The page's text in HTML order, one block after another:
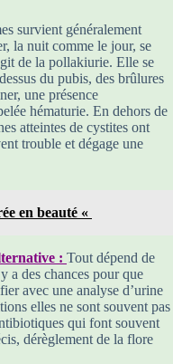
survient généralement
la nuit comme le jour, se
de la pollakiurie. Elle se
du pubis, des brûlures
une présence
hématurie. En dehors de
atteintes de cystites ont
trouble et dégage une
en beauté «
: Tout dépend de
a des chances pour que
avec une analyse d’urine
elles ne sont souvent pas
qui font souvent
dérèglement de la flore